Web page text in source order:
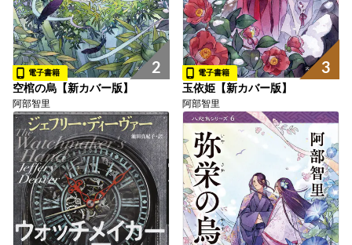
2
電子書籍
空棺の烏【新カバー版】
阿部智里
3
電子書籍
玉依姫【新カバー版】
阿部智里